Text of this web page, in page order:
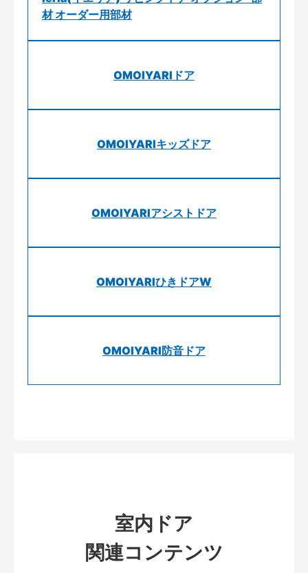
材 オーダー用部材
OMOIYARIドア
OMOIYARIキッズドア
OMOIYARIアシストドア
OMOIYARIひきドアW
OMOIYARI防音ドア
室内ドア
関連コンテンツ